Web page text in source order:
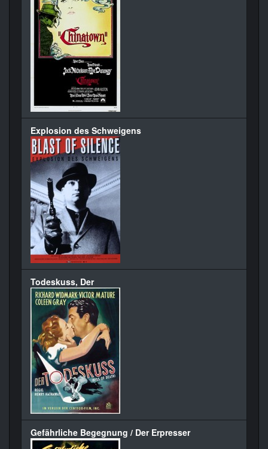
Explosion des Schweigens
Todeskuss, Der
Gefährliche Begegnung / Der Erpresser